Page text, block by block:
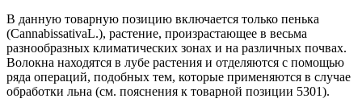
В данную товарную позицию включается только пенька
(CannabissativaL.), растение, произрастающее в весьма
разнообразных климатических зонах и на различных почвах.
Волокна находятся в лубе растения и отделяются с помощью
ряда операций, подобных тем, которые применяются в случае
обработки льна (см. пояснения к товарной позиции 5301).